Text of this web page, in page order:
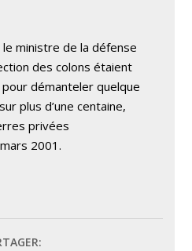
le ministre de la défense
des colons étaient
démanteler quelque
plus d’une centaine,
privées
2001.